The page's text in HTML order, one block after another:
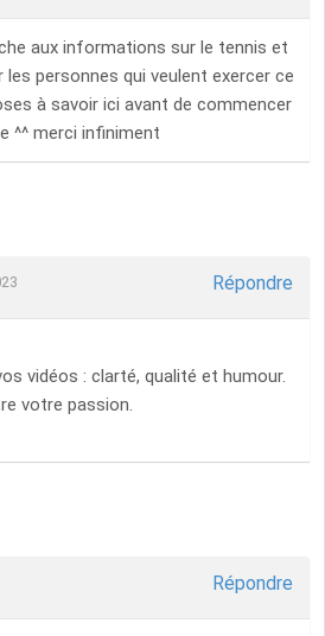
aux informations sur le tennis et
personnes qui veulent exercer ce
à savoir ici avant de commencer
^^ merci infiniment
Répondre
vidéos : clarté, qualité et humour.
votre passion.
Répondre